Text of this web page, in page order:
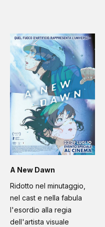
A New Dawn
Ridotto nel minutaggio,
nel cast e nella fabula
l'esordio alla regia
dell'artista visuale